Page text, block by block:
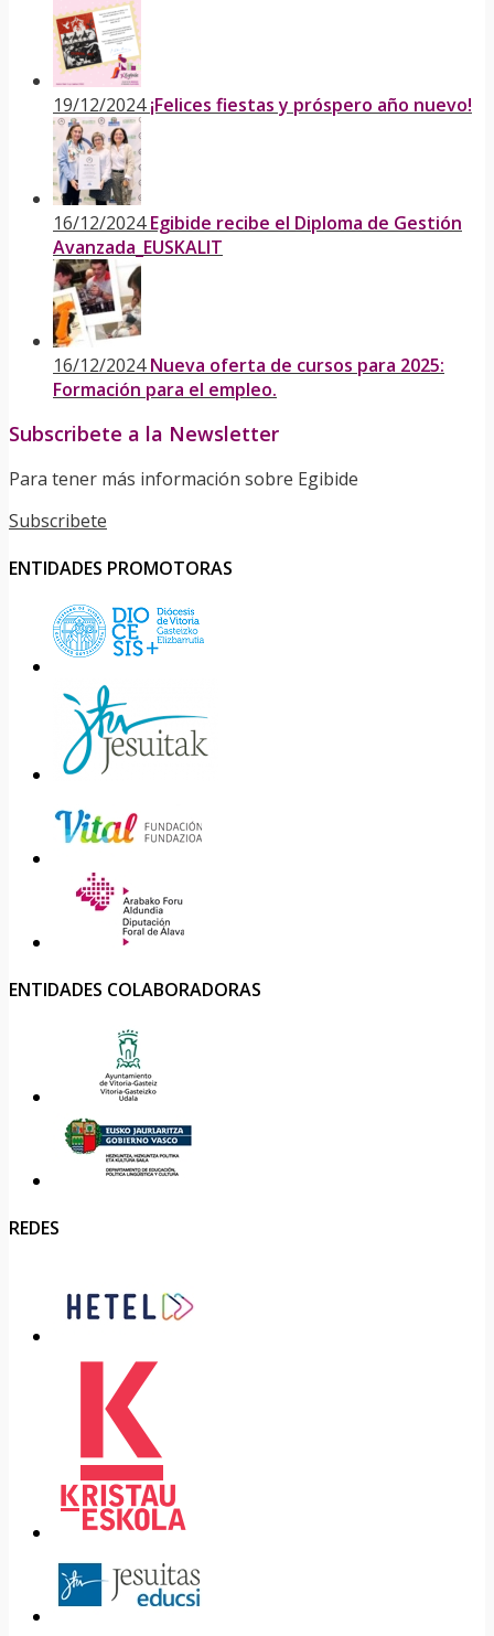
19/12/2024 ¡Felices fiestas y próspero año nuevo!
16/12/2024 Egibide recibe el Diploma de Gestión
Avanzada_EUSKALIT
16/12/2024 Nueva oferta de cursos para 2025:
Formación para el empleo.
Subscribete a la Newsletter
Para tener más información sobre Egibide
Subscribete
ENTIDADES PROMOTORAS
ENTIDADES COLABORADORAS
REDES